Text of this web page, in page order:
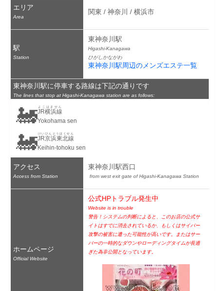
エリア
Area
関東 / 神奈川 / 横浜市
駅
Station
東神奈川駅
Higashi-Kanagawa
ひがしかながわ
東神奈川駅周辺のメンズエステ一覧
東神奈川駅に停車する路線は下記の通りです
The lines that stop at Higashi-Kanagawa station are as follows:
🚂JR横浜線
よこはません
Yokohama sen
🚂JR京浜東北線
けいひんとうほくせん
Keihin-tohoku sen
アクセス
Access from Station
東神奈川駅西口
from west exit gate of Higashi-Kanagawa Station
ホームページ
Official Website
公式HPトラブル発生中
Website is in trouble
警告！システムの判断によると、このお店の公式サ
イトはすでに消去されているか、もしくはサイバー
攻撃の被害に遭った可能性が高いです。またはサー
バーの一時的なダウンやローディングタイムが長過
ぎた為非公開となっています。